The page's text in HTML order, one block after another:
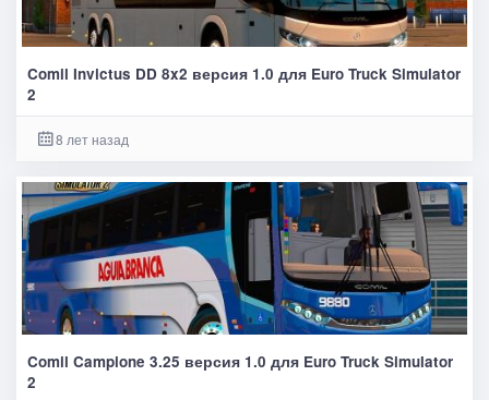
Comil Invictus DD 8x2 версия 1.0 для Euro Truck Simulator
2
8 лет назад
Comil Campione 3.25 версия 1.0 для Euro Truck Simulator
2